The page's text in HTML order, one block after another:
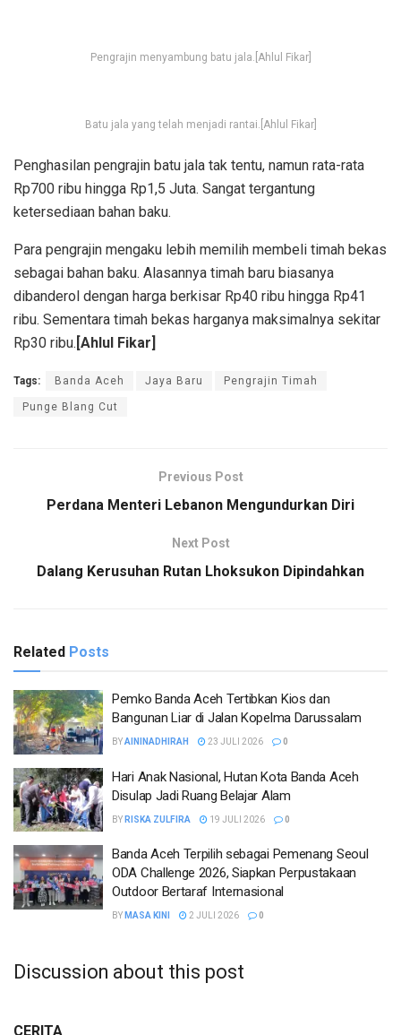
Pengrajin menyambung batu jala.[Ahlul Fikar]
Batu jala yang telah menjadi rantai.[Ahlul Fikar]
Penghasilan pengrajin batu jala tak tentu, namun rata-rata
Rp700 ribu hingga Rp1,5 Juta. Sangat tergantung
ketersediaan bahan baku.
Para pengrajin mengaku lebih memilih membeli timah bekas
sebagai bahan baku. Alasannya timah baru biasanya
dibanderol dengan harga berkisar Rp40 ribu hingga Rp41
ribu. Sementara timah bekas harganya maksimalnya sekitar
Rp30 ribu. [Ahlul Fikar]
Tags: Banda Aceh Jaya Baru Pengrajin Timah
Punge Blang Cut
Previous Post
Perdana Menteri Lebanon Mengundurkan Diri
Next Post
Dalang Kerusuhan Rutan Lhoksukon Dipindahkan
Related Posts
Pemko Banda Aceh Tertibkan Kios dan
Bangunan Liar di Jalan Kopelma Darussalam
BYAININADHIRAH 23 JULI 2026 0
Hari Anak Nasional, Hutan Kota Banda Aceh
Disulap Jadi Ruang Belajar Alam
BY RISKA ZULFIRA 19 JULI 2026 0
Banda Aceh Terpilih sebagai Pemenang Seoul
ODA Challenge 2026, Siapkan Perpustakaan
Outdoor Bertaraf Internasional
BY MASA KINI 2 JULI 2026 0
Discussion about this post
CERITA